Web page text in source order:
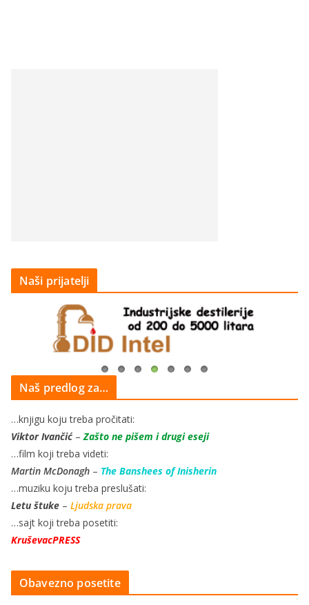
Naši prijatelji
Naš predlog za…
…knjigu koju treba pročitati:
Viktor Ivančić–Zašto ne pišem i drugi eseji
…film koji treba videti:
Martin McDonagh – The Banshees of Inisherin
…muziku koju treba preslušati:
Letu štuke – Ljudska prava
…sajt koji treba posetiti:
KruševacPRESS
Obavezno posetite